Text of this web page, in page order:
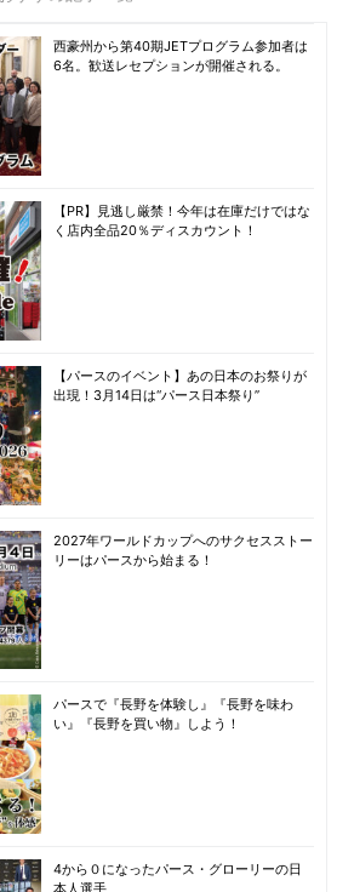
西豪州から第40期JETプログラム参加者は
6名。歓送レセプションが開催される。
【PR】見逃し厳禁！今年は在庫だけではな
く店内全品20％ディスカウント！
【パースのイベント】あの日本のお祭りが
出現！3月14日は“パース日本祭り”
2027年ワールドカップへのサクセスストー
リーはパースから始まる！
パースで『長野を体験し』『長野を味わ
い』『長野を買い物』しよう！
4から０になったパース・グローリーの日